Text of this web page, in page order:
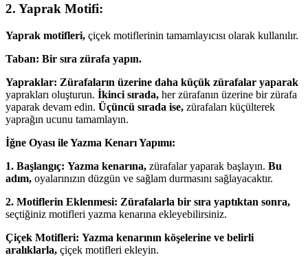
2. Yaprak Motifi:
Yaprak motifleri, çiçek motiflerinin tamamlayıcısı olarak kullanılır.
Taban: Bir sıra zürafa yapın.
Yapraklar: Zürafaların üzerine daha küçük zürafalar yaparak
yaprakları oluşturun. İkinci sırada, her zürafanın üzerine bir zürafa
yaparak devam edin. Üçüncü sırada ise, zürafaları küçülterek
yaprağın ucunu tamamlayın.
İğne Oyası ile Yazma Kenarı Yapımı:
1. Başlangıç: Yazma kenarına, zürafalar yaparak başlayın. Bu
adım, oyalarınızın düzgün ve sağlam durmasını sağlayacaktır.
2. Motiflerin Eklenmesi: Zürafalarla bir sıra yaptıktan sonra,
seçtiğiniz motifleri yazma kenarına ekleyebilirsiniz.
Çiçek Motifleri: Yazma kenarının köşelerine ve belirli
aralıklarla, çiçek motifleri ekleyin.